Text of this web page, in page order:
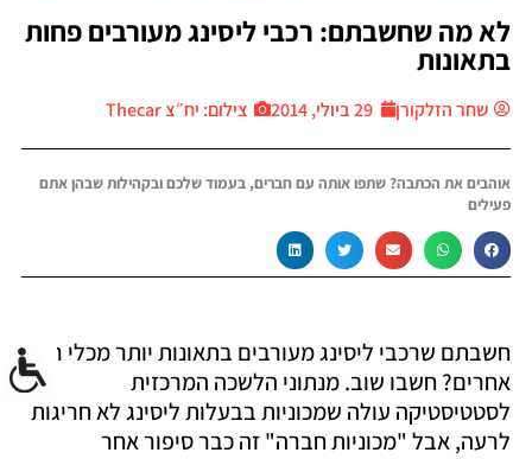
לא מה שחשבתם: רכבי ליסינג מעורבים פחות
בתאונות
שחר הזלקורן 29 ביולי, 2014 צילום: יח״צ Thecar
אוהבים את הכתבה? שתפו אותה עם חברים, בעמוד שלכם ובקהילות שבהן אתם
פעילים
חשבתם שרכבי ליסינג מעורבים בתאונות יותר מכלי רכב
אחרים? חשבו שוב. מנתוני הלשכה המרכזית
לסטטיסטיקה עולה שמכוניות בבעלות ליסינג לא חריגות
לרעה, אבל "מכוניות חברה" זה כבר סיפור אחר